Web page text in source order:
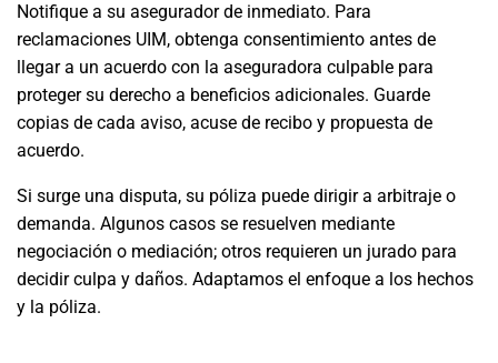
Notifique a su asegurador de inmediato. Para
reclamaciones UIM, obtenga consentimiento antes de
llegar a un acuerdo con la aseguradora culpable para
proteger su derecho a beneficios adicionales. Guarde
copias de cada aviso, acuse de recibo y propuesta de
acuerdo.
Si surge una disputa, su póliza puede dirigir a arbitraje o
demanda. Algunos casos se resuelven mediante
negociación o mediación; otros requieren un jurado para
decidir culpa y daños. Adaptamos el enfoque a los hechos
y la póliza.